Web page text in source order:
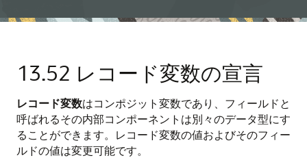
13.52 レコード変数の宣言
レコード変数はコンポジット変数であり、フィールドと
呼ばれるその内部コンポーネントは別々のデータ型にす
ることができます。レコード変数の値およびそのフィー
ルドの値は変更可能です。